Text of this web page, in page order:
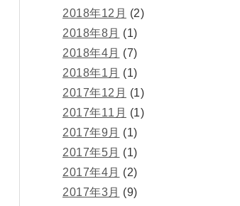
2018年12月 (2)
2018年8月 (1)
2018年4月 (7)
2018年1月 (1)
2017年12月 (1)
2017年11月 (1)
2017年9月 (1)
2017年5月 (1)
2017年4月 (2)
2017年3月 (9)